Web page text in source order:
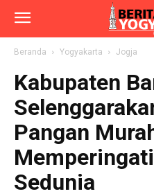
Beranda Yogyakarta Jogja
Kabupaten
Pangan
Sedunia